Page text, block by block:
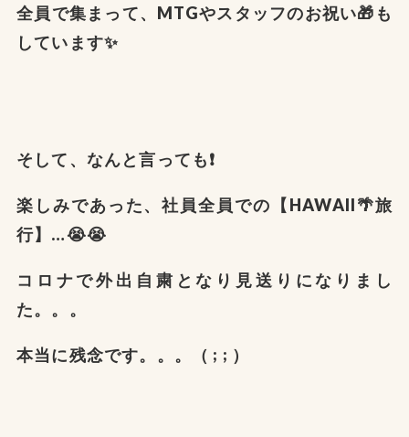
全員で集まって、 MTGやスタッフのお祝い🎁も
しています✨
そして、なんと言っても❗️
楽しみであった、社員全員での 【HAWAII🌴旅
行】…😭😭
コロナで外出自粛となり見送りになりまし
た。。。
本当に残念です。。。（ ; ; ）